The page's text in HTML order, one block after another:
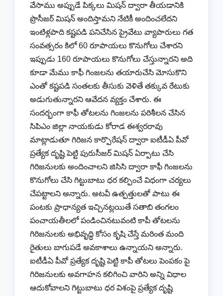
వేసాము అప్పుడే పిక్కలు మిషన్ ద్వారా తీయడానికి
ప్రొసీజర్ మిషన్ అందిస్తామని నేటికీ అందించలేదని
ఇంటిళ్లపాది కష్టపడి పనిచేసిన ప్రైవేటు వ్యాపారులు గత
సంవత్సరం కిలో 60 రూపాయలు కొనుగోలు చేశారని
ఇప్పుడు 160 రూపాయలు కొనుగోలు చేస్తున్నారని అది
కూడా మేము కాఫీ గింజలను తయారుచేసి మోసుకొని
ఎంతో కష్టపడి సంతలకు తీసుకు వెళితే తక్కువ రేటుకు
అడుగుతున్నారని ఆవేదన వ్యక్తం చేశారు. ఈ
సందర్భంగా కాఫీ తోటలను గింజలను పరిశీలన చేసిన
సిపిఎం జిల్లా నాయకుడు కోరాడ ఈశ్వరరావు
మాట్లాడుతూ గిరిజన కార్పొరేషన్ ద్వారా ఐటీడీఏ పీవో
ప్రత్యేక దృష్టి పెట్టి పురుసీజర్ మిషన్ ఏర్పాటు చేసి
గిరిజనులకు అందించాలని జిసిసి ద్వారా కాఫీ గింజలను
కొనుగోలు చేసి గిట్టుబాటు ధర కల్పించే విధంగా చర్యలు
చేపట్టాలని అన్నారు. అటవీ ఉత్పత్తులతో పాటు ఈ
పంటకు ప్రాధాన్యత ఇచ్చినట్లయితే సతాబి తంగలం
పంచాయతీలలో పండించినటువంటి కాపీ తోటలను
గిరిజనులకు అభివృద్ధి కోసం కృషి చేస్తే మరింత మంది
రైతులు బాగుపడే అవకాశాలు ఉన్నాయని అన్నారు.
ఐటీడీఏ పీవో ప్రత్యేక దృష్టి పెట్టి కాపీ తోటలు పెంపకం పై
గిరిజనులకు అవగాహన కలిగించి వారిని అన్ని విధాల
ఆదుకోవాలని గిట్టుబాటు ధర విశంపై ప్రత్యేక దృష్టి